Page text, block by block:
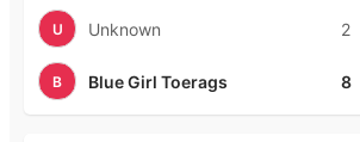
U Unknown 2
B Blue Girl Toerags 8